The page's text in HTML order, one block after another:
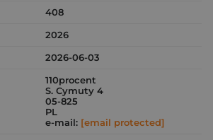
408
2026
2026-06-03
110procent
S. Cymuty 4
05-825
PL
e-mail: [email protected]